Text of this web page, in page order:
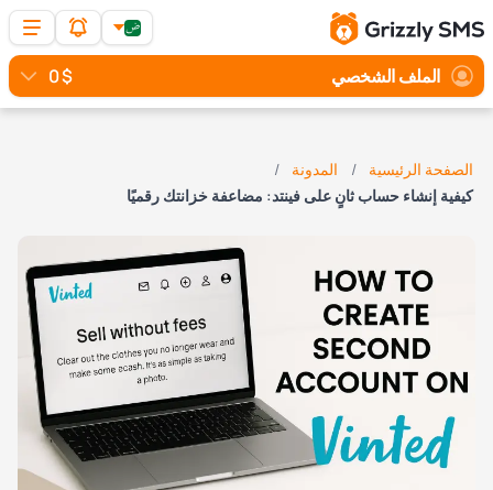
الملف الشخصي $ 0
الصفحة الرئيسية
المدونة
كيفية إنشاء حساب ثانٍ على فينتد: مضاعفة خزانتك رقميًا